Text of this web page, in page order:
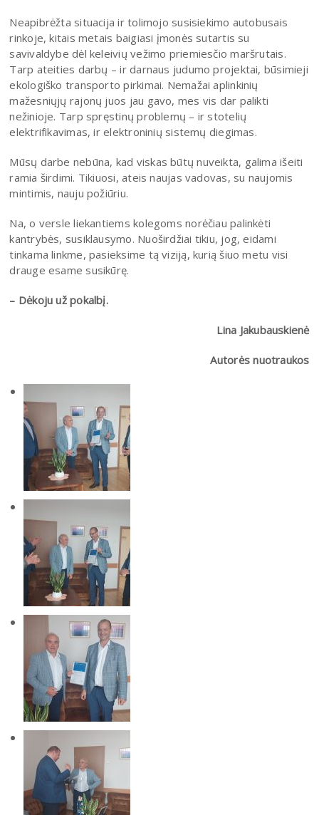
Neapibrėžta situacija ir tolimojo susisiekimo autobusais
rinkoje, kitais metais baigiasi įmonės sutartis su
savivaldybe dėl keleivių vežimo priemiesčio maršrutais.
Tarp ateities darbų – ir darnaus judumo projektai, būsimieji
ekologiško transporto pirkimai. Nemažai aplinkinių
mažesniųjų rajonų juos jau gavo, mes vis dar palikti
nežinioje. Tarp spręstinų problemų – ir stotelių
elektrifikavimas, ir elektroninių sistemų diegimas.
Mūsų darbe nebūna, kad viskas būtų nuveikta, galima išeiti
ramia širdimi. Tikiuosi, ateis naujas vadovas, su naujomis
mintimis, nauju požiūriu.
Na, o versle liekantiems kolegoms norėčiau palinkėti
kantrybės, susiklausymo. Nuoširdžiai tikiu, jog, eidami
tinkama linkme, pasieksime tą viziją, kurią šiuo metu visi
drauge esame susikūrę.
– Dėkoju už pokalbį.
Lina Jakubauskienė
Autorės nuotraukos